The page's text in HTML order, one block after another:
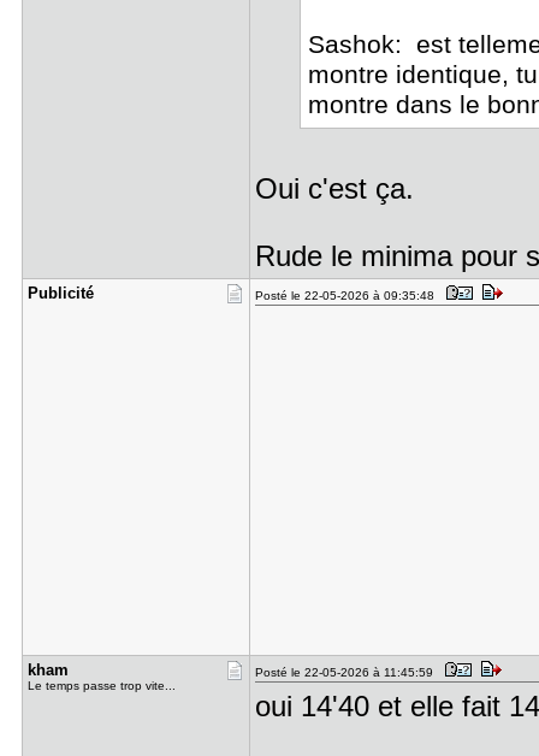
Sashok: est
montre identique,
montre dans le
Oui c'est ça.
Rude le minima pour
Publicité Posté le 22-05-2026 à 09:35:48
kham
Le temps passe trop vite...
Posté le 22-05-2026 à 11:45:59
oui 14'40 et elle fait